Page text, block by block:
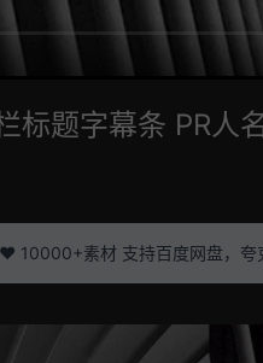
标题字幕条 PR
10000+素材 支持百度网盘，夸